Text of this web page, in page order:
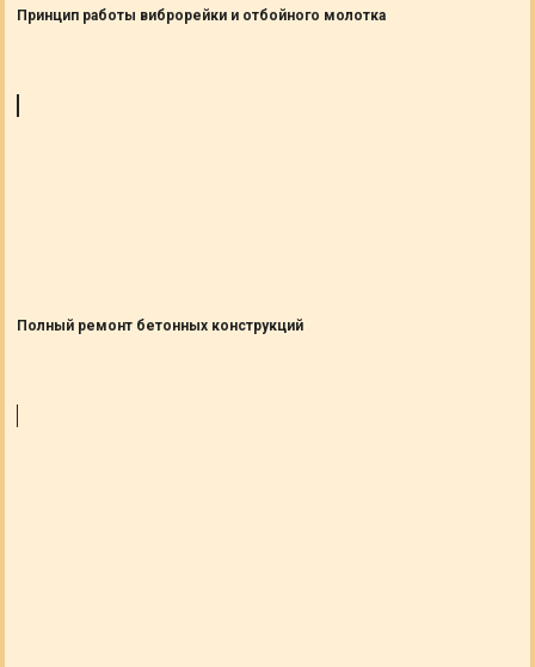
Принцип работы виброрейки и отбойного молотка
Полный ремонт бетонных конструкций